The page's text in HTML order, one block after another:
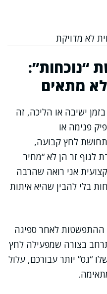
לא מדויקת
“נוכחות”:
מתאים
ישיבה או הליכה, זה
פנימה או
לחץ קבועה,
לגוף זר הן לא “מחיר
אני רואה שהרבה
בלי להבין שהיא איתות
ההתפשטות לאחר ספיגה
בצורה שמפעילה לחץ
“גס” יותר עבורכם, עלול